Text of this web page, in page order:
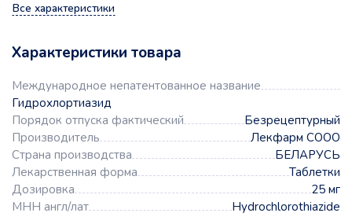
Все характеристики
Характеристики товара
Международное непатентованное название
Гидрохлортиазид
Порядок отпуска фактический
Безрецептурный
Производитель
Лекфарм СООО
Страна производства
БЕЛАРУСЬ
Лекарственная форма
Таблетки
Дозировка
25 мг
МНН англ/лат
Hydrochlorothiazide